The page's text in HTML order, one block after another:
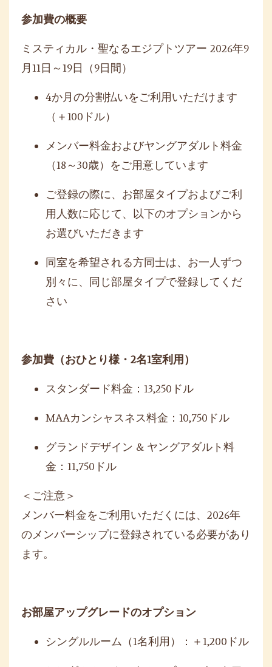
参加費の概要
ミスティカル・聖なるエジプトツアー 2026年9
月11日～19日（9日間）
4か月の分割払いをご利用いただけます
（＋100 ドル）
メンバー料金およびヤングアダルト料金
（18～30歳）をご用意しています
ご登録の際に、お部屋タイプおよびご利
用人数に応じて、以下のオプションから
お選びいただきます
同室を希望される方同士は、お一人ずつ
別々に、同じ部屋タイプで登録してくだ
さい
参加費（おひとり様・ 2名1室利用）
スタンダード料金： 13,250 ドル
MAAカンシャスネス料金： 10,750 ドル
グランドデザイン & ヤングアダルト料
金： 11,750 ドル
＜ご注意＞
メンバー料金をご利用いただくには、 2026年
のメンバーシップに登録されている必要があり
ます。
お部屋アップグレードのオプション
シングルルーム（1名利用）：＋1,200 ドル